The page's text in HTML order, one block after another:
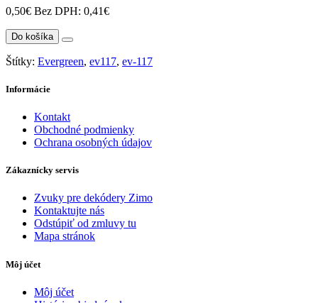
0,50€ Bez DPH: 0,41€
Do košíka
Štítky: Evergreen, ev117, ev-117
Informácie
Kontakt
Obchodné podmienky
Ochrana osobných údajov
Zákaznícky servis
Zvuky pre dekódery Zimo
Kontaktujte nás
Odstúpiť od zmluvy tu
Mapa stránok
Môj účet
Môj účet